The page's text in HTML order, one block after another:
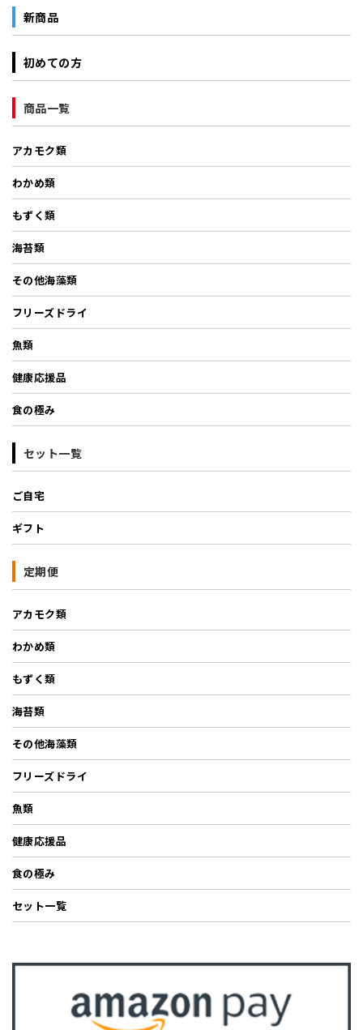
新商品
初めての方
商品一覧
アカモク類
わかめ類
もずく類
海苔類
その他海藻類
フリーズドライ
魚類
健康応援品
食の極み
セット一覧
ご自宅
ギフト
定期便
アカモク類
わかめ類
もずく類
海苔類
その他海藻類
フリーズドライ
魚類
健康応援品
食の極み
セット一覧